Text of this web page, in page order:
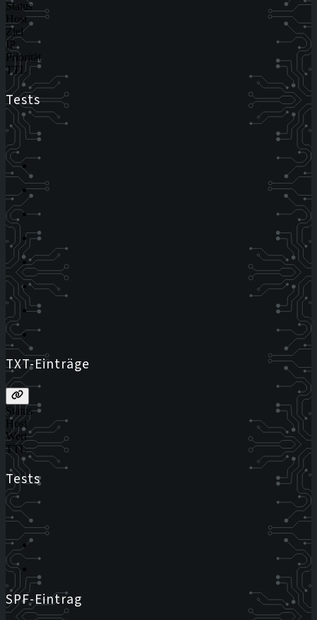
Status
Host
Ziel
IP
Priorität
TTL
Tests
TXT-Einträge
Status
Host
Wert
TTL
Tests
SPF-Eintrag